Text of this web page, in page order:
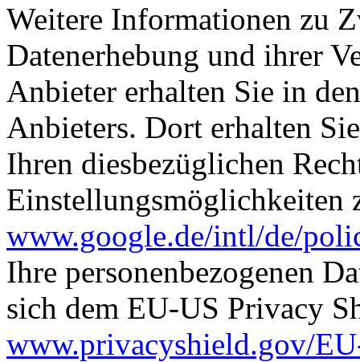
Weitere Informationen zu
Datenerhebung und ihrer
Anbieter erhalten Sie in
Anbieters. Dort erhalten
Ihren diesbezüglichen
Einstellungsmöglichkeiten
www.google.de/intl/de/
Ihre personenbezogenen
sich dem EU-US Privacy
www.privacyshield.gov/